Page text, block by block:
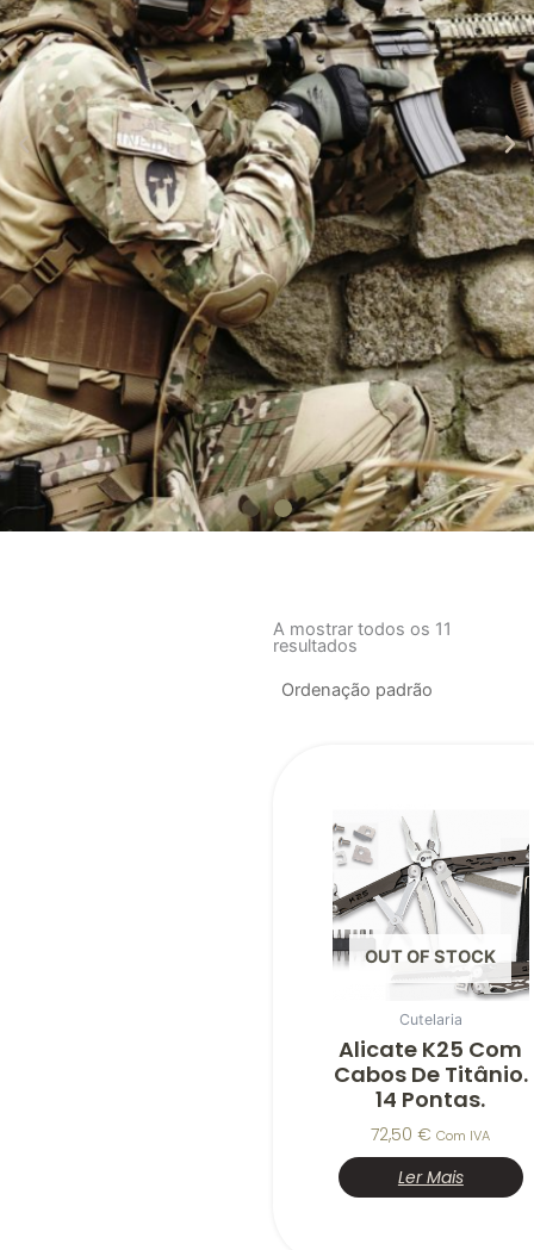
A mostrar todos os 11
resultados
OUT OF STOCK
Cutelaria
Alicate K25 Com
Cabos De Titânio.
14 Pontas.
72,50€ Com IVA
Ler Mais